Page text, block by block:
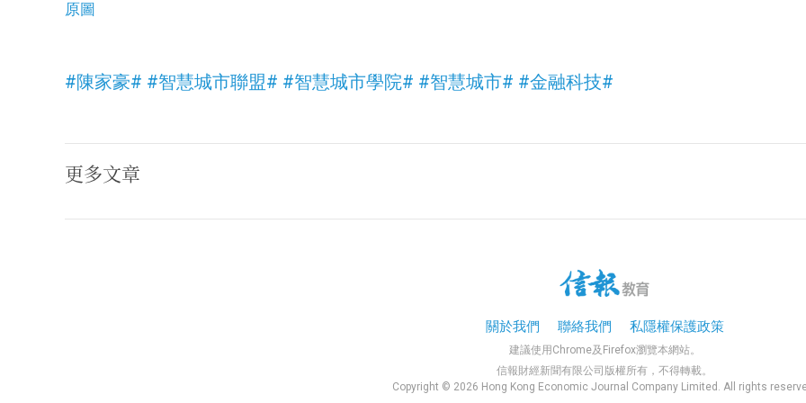
原圖
#陳家豪# #智慧城市聯盟# #智慧城市學院# #智慧城市# #金融科技#
更多文章
關於我們 聯絡我們 私隱權保護政策
建議使用Chrome及Firefox瀏覽本網站。
信報財經新聞有限公司版權所有，不得轉載。
Copyright © 2026 Hong Kong Economic Journal Company Limited. All rights